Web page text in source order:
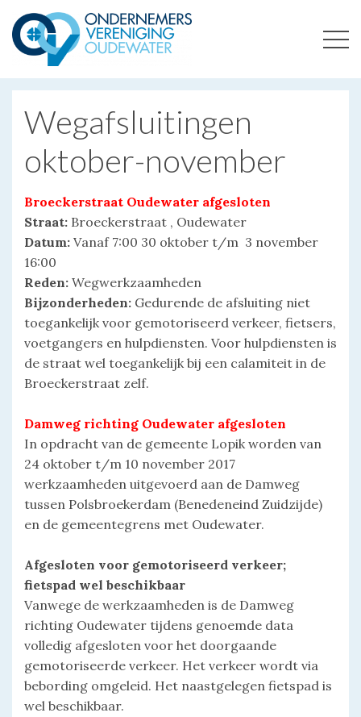
ONDERNEMERSVERENIGING OUDEWATER
Wegafsluitingen
oktober-november
Broeckerstraat Oudewater afgesloten
Straat: Broeckerstraat , Oudewater
Datum: Vanaf 7:00 30 oktober t/m 3 november
16:00
Reden: Wegwerkzaamheden
Bijzonderheden: Gedurende de afsluiting niet
toegankelijk voor gemotoriseerd verkeer, fietsers,
voetgangers en hulpdiensten. Voor hulpdiensten is
de straat wel toegankelijk bij een calamiteit in de
Broeckerstraat zelf.
Damweg richting Oudewater afgesloten
In opdracht van de gemeente Lopik worden van
24 oktober t/m 10 november 2017
werkzaamheden uitgevoerd aan de Damweg
tussen Polsbroekerdam (Benedeneind Zuidzijde)
en de gemeentegrens met Oudewater.
Afgesloten voor gemotoriseerd verkeer;
fietspad wel beschikbaar
Vanwege de werkzaamheden is de Damweg
richting Oudewater tijdens genoemde data
volledig afgesloten voor het doorgaande
gemotoriseerde verkeer. Het verkeer wordt via
bebording omgeleid. Het naastgelegen fietspad is
wel beschikbaar.